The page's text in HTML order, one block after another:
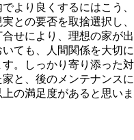
より良くするにはこう、
との要否を取捨選択し、
せにより、理想の家が出
ても、人間関係を大切に
。しっかり寄り添った対
と、後のメンテナンスに
の満足度があると思いま